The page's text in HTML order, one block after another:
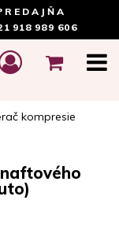
918 989 606
kompresie